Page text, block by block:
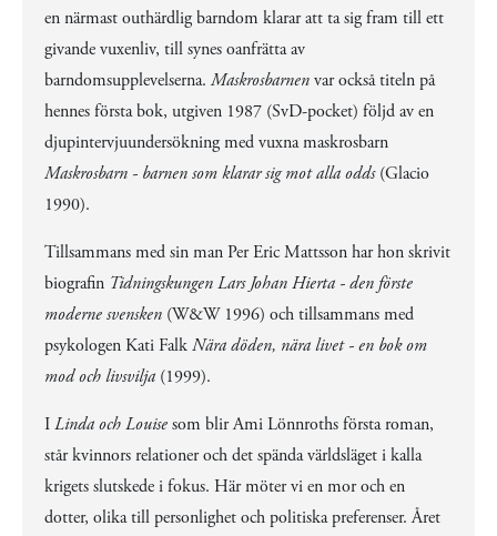
en närmast outhärdlig barndom klarar att ta sig fram till ett
givande vuxenliv, till synes oanfrätta av
barndomsupplevelserna. Maskrosbarnenvar också titeln på
hennes första bok, utgiven 1987 (SvD-pocket) följd av en
djupintervjuundersökning med vuxna maskrosbarn
Maskrosbarn - barnen som klarar sig mot alla odds(Glacio
1990).
Tillsammans med sin man Per Eric Mattsson har hon skrivit
biografin Tidningskungen Lars Johan Hierta - den förste
moderne svensken (W&W 1996) och tillsammans med
psykologen Kati FalkNära döden, nära livet - en bok om
mod och livsvilja (1999).
ILinda och Louisesom blir Ami Lönnroths första roman,
står kvinnors relationer och det spända världsläget i kalla
krigets slutskede i fokus. Här möter vi en mor och en
dotter, olika till personlighet och politiska preferenser. Året